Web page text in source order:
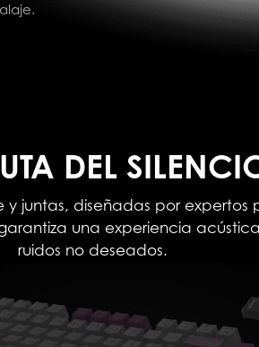
DEL
juntas, diseñadas por expertos
una experiencia
ruidos no deseados.